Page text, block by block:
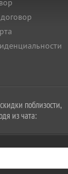
поблизости,
из чата: